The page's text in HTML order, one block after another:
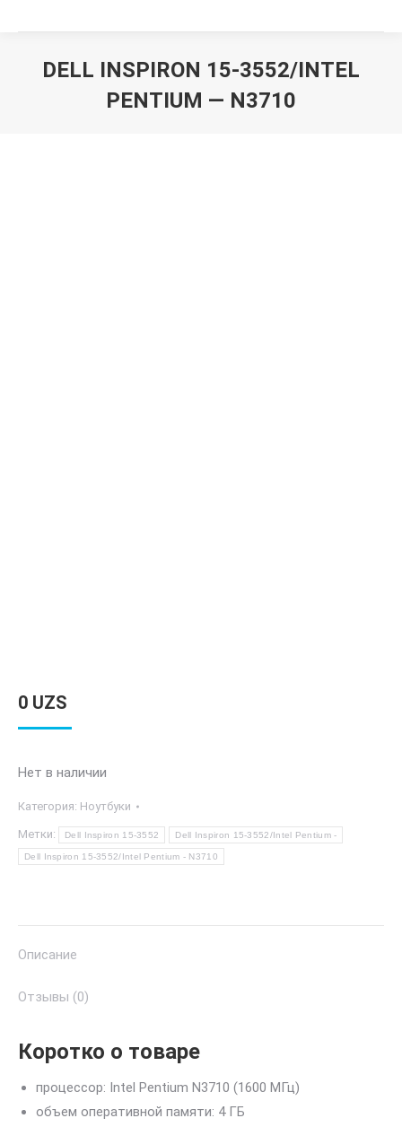
DELL INSPIRON 15-3552/INTEL
PENTIUM — N3710
0 UZS
Нет в наличии
Категория: Ноутбуки
Метки: Dell Inspiron 15-3552 Dell Inspiron 15-3552/Intel Pentium -
Dell Inspiron 15-3552/Intel Pentium - N3710
Описание
Отзывы (0)
Коротко о товаре
процессор: Intel Pentium N3710 (1600 МГц)
объем оперативной памяти: 4 ГБ